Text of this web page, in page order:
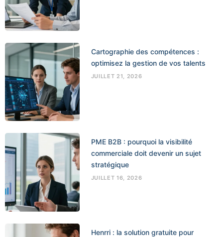
Cartographie des compétences :
optimisez la gestion de vos talents
JUILLET 21, 2026
PME B2B : pourquoi la visibilité
commerciale doit devenir un sujet
stratégique
JUILLET 16, 2026
Henrri : la solution gratuite pour